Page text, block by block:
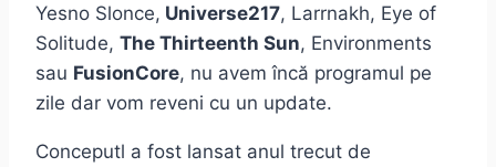
Yesno Slonce, Universe217, Larrnakh, Eye of
Solitude, The Thirteenth Sun, Environments
sau FusionCore, nu avem încă programul pe
zile dar vom reveni cu un update.
Conceputl a fost lansat anul trecut de